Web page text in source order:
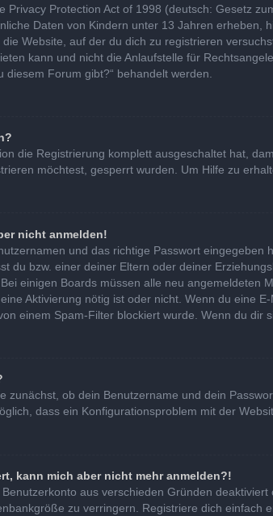
Privacy Protection Act of 1998 (deutsch: Gesetz
Daten von Kindern unter 13 Jahren
Website, auf der du dich zu registrieren
kann und nicht die Anlaufstelle für
Forum gibt?“ behandelt werden.
die Registrierung komplett ausgeschaltet hat,
möchtest, gesperrt wurden. Um Hilfe zu
nicht anmelden!
und das richtige Passwort
du bzw. einer deiner Eltern oder deiner
einigen Boards müssen alle neu
Aktivierung nötig ist oder nicht. Wenn du eine
einem Spam-Filter blockiert wurde. Wenn du
zunächst, ob dein Benutzername und dein
dass ein Konfigurationsproblem mit der
kann mich aber nicht mehr anmelden?!
aus verschieden Gründen
zu verringern. Registriere dich einfach